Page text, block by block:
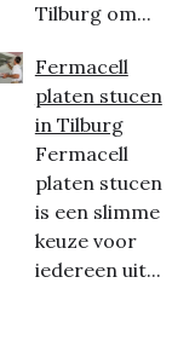
Tilburg om...
Fermacell
platen stucen
in Tilburg
Fermacell
platen stucen
is een slimme
keuze voor
iedereen uit...